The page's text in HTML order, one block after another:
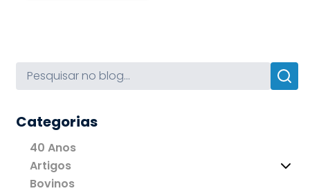
Categorias
40 Anos
Artigos
Bovinos